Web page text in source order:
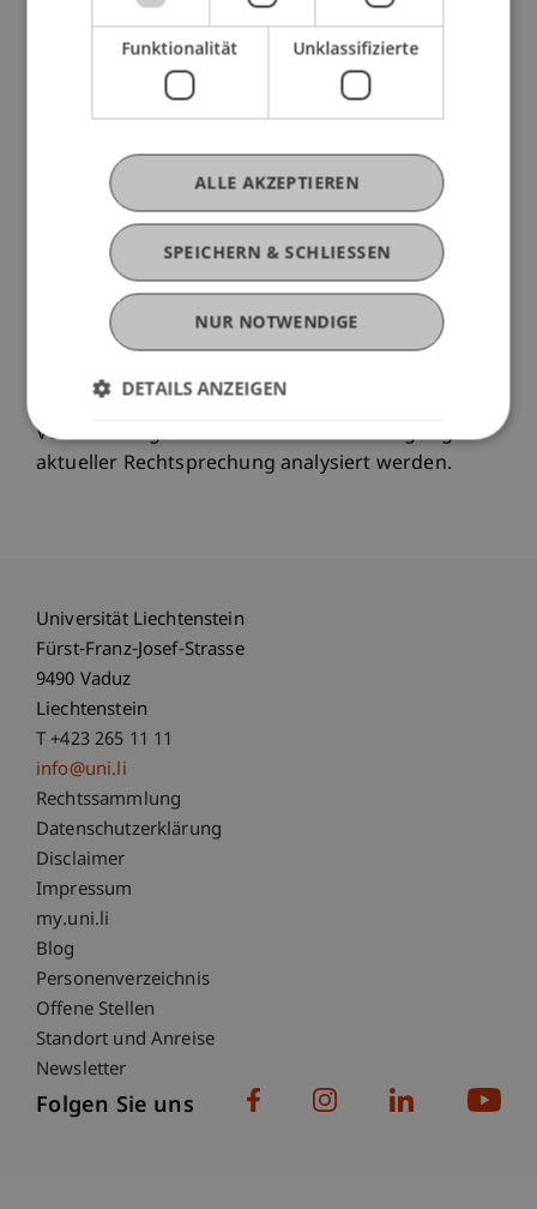
Zum einen werden dem Anleger
"Basisinformationen" geboten, die ihm einen
Vergleich des Versicherungsanlageprodukts mit
anderen Anlageprodukten ermöglichen sollen.
Beratungspflichten bei
Versicherungsanlageprodukten zusehends den
Grundsätzen folgen, die für Kapitalanlagen
entwickelt worden sind (Stichworte: "know your
customer" und "anlegergerechte Beratung").
Diese europarechtlichen Entwicklungen sollen vor
dem Hintergrund des geltenden
liechtensteinischen und internationalen
Versicherungsrechts unter Berücksichtigung
aktueller Rechtsprechung analysiert werden.
Universität Liechtenstein
Fürst-Franz-Josef-Strasse
9490 Vaduz
Liechtenstein
T +423 265 11 11
info@uni.li
Fußzeile Rechtliche Hinweise
Rechtssammlung
Datenschutzerklärung
Disclaimer
Impressum
Fußzeile Subdomain-Verzeichnis
my.uni.li
Blog
Personenverzeichnis
Offene Stellen
Standort und Anreise
Newsletter
Folgen Sie uns
Funktionalität Unklassifizierte
SPEICHERN & SCHLIESSEN
ALLE AKZEPTIEREN
NUR NOTWENDIGE
DETAILS ANZEIGEN